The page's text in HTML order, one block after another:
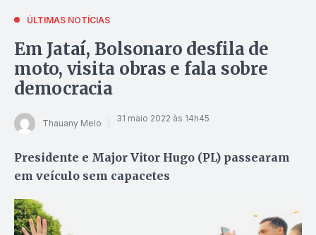
ÚLTIMAS NOTÍCIAS
Em Jataí, Bolsonaro desfila de
moto, visita obras e fala sobre
democracia
Thauany Melo 31 maio 2022 às 14h45
Presidente e Major Vitor Hugo (PL) passearam
em veículo sem capacetes